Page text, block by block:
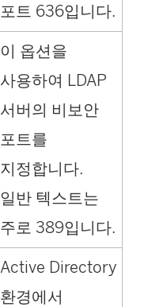
포트 636입니다.
이 옵션을
사용하여 LDAP
서버의 비보안
포트를
지정합니다.
일반 텍스트는
주로 389입니다.
Active Directory
환경에서